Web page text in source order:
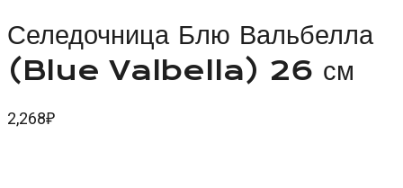
Селедочница Блю Вальбелла
(Blue Valbella) 26 см
2,268₽